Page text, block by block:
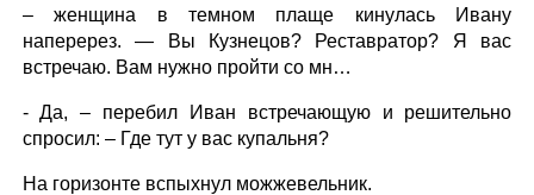
– женщина в темном плаще кинулась Ивану
наперерез. — Вы Кузнецов? Реставратор? Я вас
встречаю. Вам нужно пройти со мн…
- Да, – перебил Иван встречающую и решительно
спросил: – Где тут у вас купальня?
На горизонте вспыхнул можжевельник.